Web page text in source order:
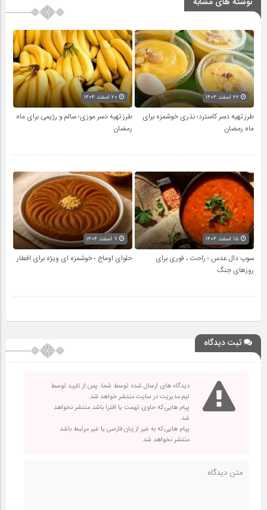
طرز تهیه دسر کاسترد؛ نذری خوشمزه برای
ماه رمضان
طرز تهیه دسر موزی؛ سالم و رژیمی برای ماه
رمضان
سوپ دال عدس ؛ راحت ، فوری برای
روزهای جنگ
حلوای اوماج ؛ خوشمزه ای ویژه برای افطار
ثبت دیدگاه
دیدگاه های ارسال شده توسط شما، پس از تایید توسط
تیم مدیریت در سایت منتشر خواهد شد.
پیام هایی که حاوی تهمت یا افترا باشد منتشر نخواهد
شد.
پیام هایی که به غیر از زبان فارسی یا غیر مرتبط باشد
منتشر نخواهد شد.